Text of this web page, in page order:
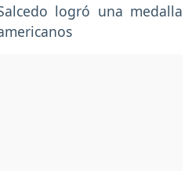
logró una medalla